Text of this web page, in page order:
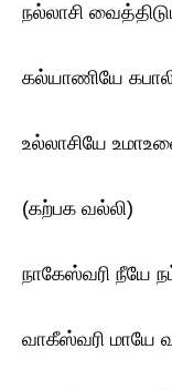
நல்லாசி
கல்யாணியே
உல்லாசியே
(கற்பக வல்லி)
நாகேஸ்வரி நீயே
வாகீஸ்வரி மாயே